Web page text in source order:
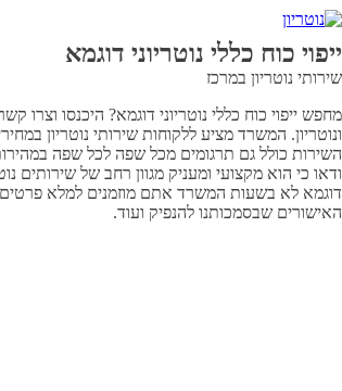
ייפוי כוח כללי נוטריוני דוגמא
שירותי נוטריון במרכז
מחפש ייפוי כוח כללי נוטריוני דוגמא? היכנסו
ונוטריון. המשרד מציע ללקוחות שירותי נוטריון
השירות כולל גם תרגומים מכל שפה לכל שפה
ודאו כי הוא מקצועי ומעניק מגוון רחב של שירותים
דוגמא לא בשעות המשרד אתם מוזמנים למלא פרטים
האישורים שבסמכותנו להנפיק ועוד.